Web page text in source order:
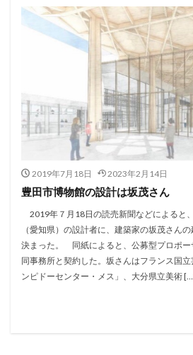
2019年7月18日 2023年2月14日
豊田市博物館の設計は坂茂さん
2019年７月18日の読売新聞などによると
（愛知県）の設計者に、建築家の坂茂さん
決まった。 同紙によると、公募型プロポー
同事務所と契約した。坂さんはフランス国
ンピドーセンター・メス」、大分県立美術